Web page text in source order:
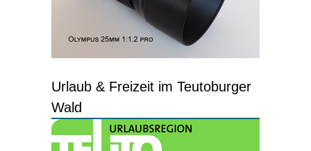
Urlaub & Freizeit im Teutoburger
Wald